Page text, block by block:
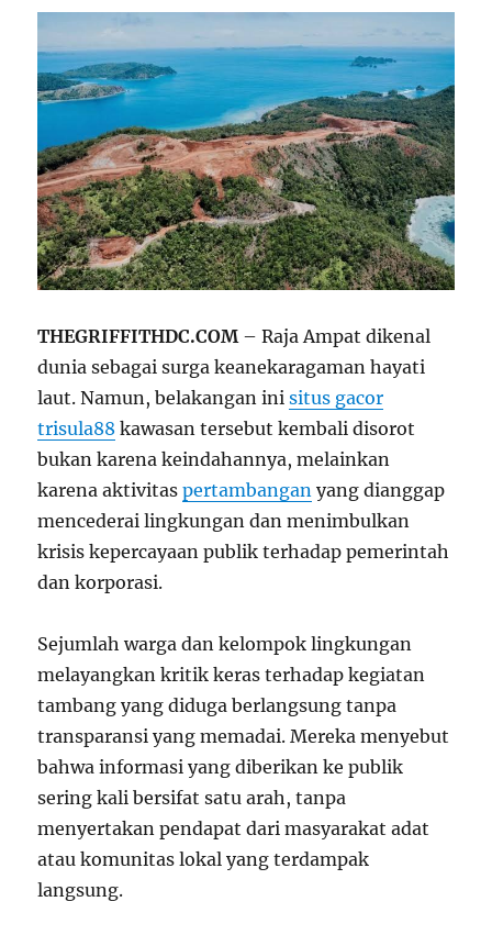
THEGRIFFITHDC.COM – Raja Ampat dikenal
dunia sebagai surga keanekaragaman hayati
laut. Namun, belakangan inisitus gacor
trisula88 kawasan tersebut kembali disorot
bukan karena keindahannya, melainkan
karena aktivitaspertambangan yang dianggap
mencederai lingkungan dan menimbulkan
krisis kepercayaan publik terhadap pemerintah
dan korporasi.
Sejumlah warga dan kelompok lingkungan
melayangkan kritik keras terhadap kegiatan
tambang yang diduga berlangsung tanpa
transparansi yang memadai. Mereka menyebut
bahwa informasi yang diberikan ke publik
sering kali bersifat satu arah, tanpa
menyertakan pendapat dari masyarakat adat
atau komunitas lokal yang terdampak
langsung.